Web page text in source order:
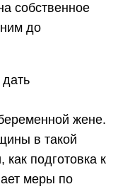
собственное
до
жене.
в такой
подготовка к
меры по